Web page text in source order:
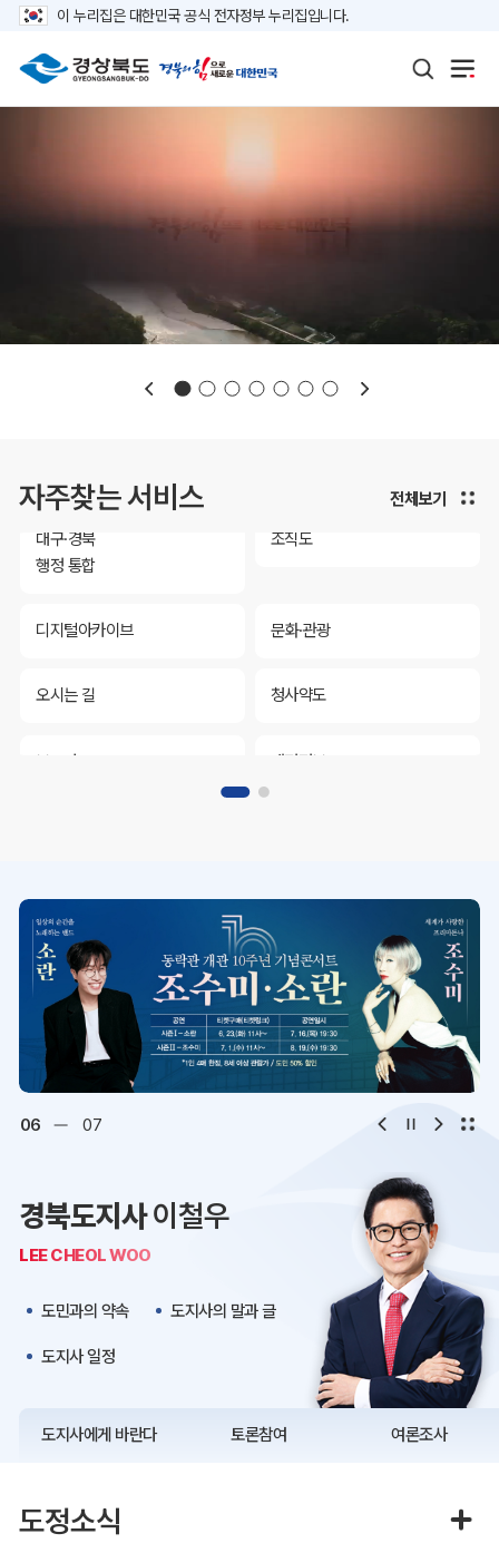
이 누리집은 대한민국 공식 전자정부 누리집입니다.
자주찾는 서비스
보도자료 재정정보
대구·경북
행정 통합
조직도
디지털아카이브 문화·관광
오시는 길 청사약도
보도자료 재정정보
대구·경북
행정 통합
조직도
디지털아카이브 문화·관광
오시는 길
K보듬 6000
정보공개
전체보기
06 07
경북도지사이철우
LEE CHEOL WOO
도민과의 약속 도지사의 말과 글
도지사 일정
도지사에게 바란다 토론참여 여론조사
도정소식